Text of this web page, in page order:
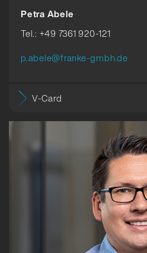
Petra Abele
Tel.: +49 7361 920-121
p.abele@franke-gmbh.de
V-Card